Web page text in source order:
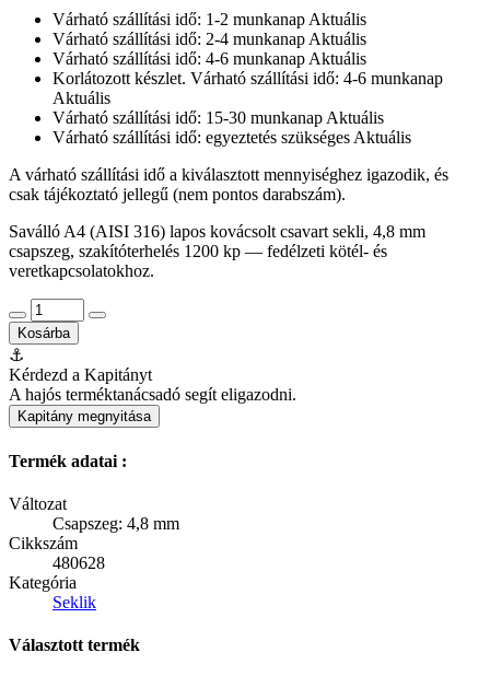
Várható szállítási idő: 1-2 munkanapAktuális
Várható szállítási idő: 2-4 munkanapAktuális
Várható szállítási idő: 4-6 munkanapAktuális
Korlátozott készlet. Várható szállítási idő: 4-6 munkanap
Aktuális
Várható szállítási idő: 15-30 munkanapAktuális
Várható szállítási idő: egyeztetés szükségesAktuális
A várható szállítási idő a kiválasztott mennyiséghez igazodik, és
csak tájékoztató jellegű (nem pontos darabszám).
Saválló A4 (AISI 316) lapos kovácsolt csavart sekli, 4,8 mm
csapszeg, szakítóterhelés 1200 kp — fedélzeti kötél- és
veretkapcsolatokhoz.
Kosárba
⚓
Kérdezd a Kapitányt
A hajós terméktanácsadó segít eligazodni.
Kapitány megnyitása
Termék adatai :
Változat
Csapszeg: 4,8 mm
Cikkszám
480628
Kategória
Seklik
Választott termék